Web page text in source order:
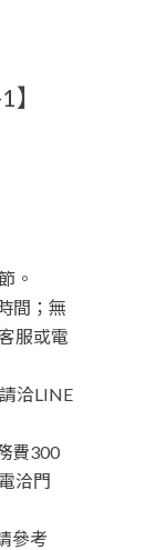
。
間；無
服或電
洽LINE
費300
洽門
參考